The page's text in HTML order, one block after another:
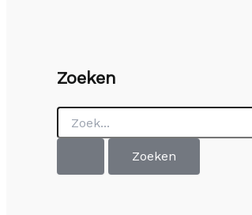
Zoeken
Zoek
naar: